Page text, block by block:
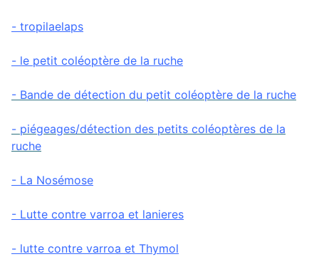
- tropilaelaps
- le petit coléoptère de la ruche
- Bande de détection du petit coléoptère de la ruche
- piégeages/détection des petits coléoptères de la
ruche
- La Nosémose
- Lutte contre varroa et lanieres
- lutte contre varroa et Thymol